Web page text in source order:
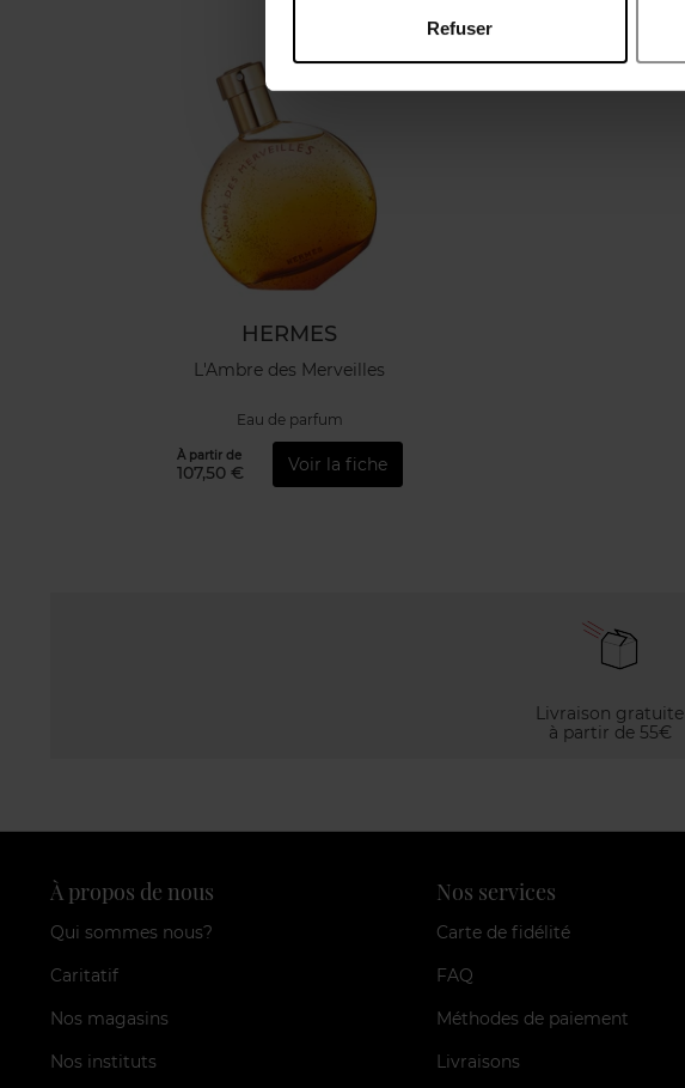
Refuser
HERMES
L'Ambre des Merveilles
Eau de parfum
À partir de
107,50 € Voir la fiche
Livraison gratuite
à partir de 55€
À propos de nous
Qui sommes nous?
Caritatif
Nos magasins
Nos instituts
Nos services
Carte de fidélité
FAQ
Méthodes de paiement
Livraisons